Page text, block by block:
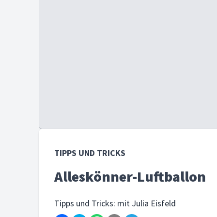
TIPPS UND TRICKS
Alleskönner-Luftballon
Tipps und Tricks: mit Julia Eisfeld